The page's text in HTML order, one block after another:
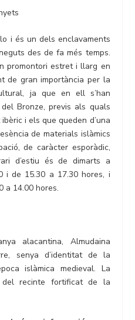
i és un dels enclavaments
des de fa més temps.
promontori estret i llarg en
de gran importància per la
ja que en ell s’han
Bronze, previs als quals
i els que queden d’una
de materials islàmics
de caràcter esporàdic,
d’estiu és de dimarts a
i de 15.30 a 17.30 hores, i
a 14.00 hores.
alacantina, Almudaina
senya d’identitat de la
islàmica medieval. La
del recinte fortificat de la